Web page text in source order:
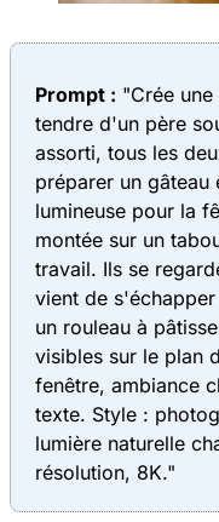
Prompt : "Crée
tendre d'un père
assorti, tous les
préparer un gâteau
lumineuse pour la
montée sur un
travail. Ils se
vient de
un rouleau à
visibles sur le plan
fenêtre, ambiance
texte. Style :
lumière naturelle
résolution, 8K."